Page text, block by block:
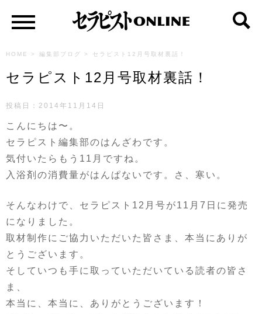
HOME > 編集部ブログ > セラピスト12月号取材裏話！
セラピスト12月号取材裏話！
投稿日：2014年11月14日
こんにちは〜。
セラピスト編集部のはんざわです。
気付いたらもう11月ですね。
入浴剤の消費量がはんぱないです。さ、寒い。
そんなわけで、セラピスト12月号が11月7日に発売
になりました。
取材制作にご協力いただいた皆さま、本当にありが
とうございます。
そしていつも手に取っていただいている読者の皆さ
ま、
本当に、本当に、ありがとうございます！